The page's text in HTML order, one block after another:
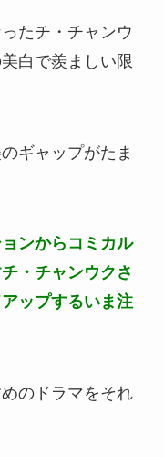
たチ・チャンウ
白で羨ましい限
ギャップがたま
ンからコミカル
・チャンウクさ
ップするいま注
のドラマをそれ